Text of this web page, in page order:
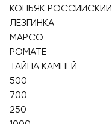
КОНЬЯК РОССИЙСКИЙ
ЛЕЗГИНКА
МАРСО
РОМАТЕ
ТАЙНА КАМНЕЙ
500
700
250